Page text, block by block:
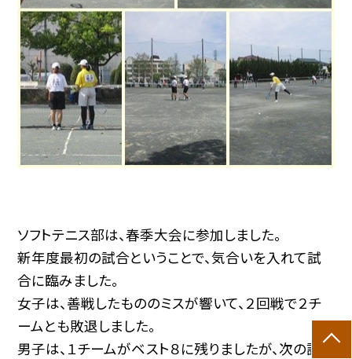
ソフトテニス部は、春季大会に参加しました。
新年度最初の試合ということで、気合いを入れて試
合に臨みました。
女子は、善戦したもののミスが響いて、２回戦で２チ
ームとも敗退しました。
男子は、１チームがベスト８に残りましたが、次の試